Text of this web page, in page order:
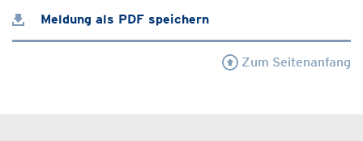
Meldung als PDF speichern
Zum Seitenanfang